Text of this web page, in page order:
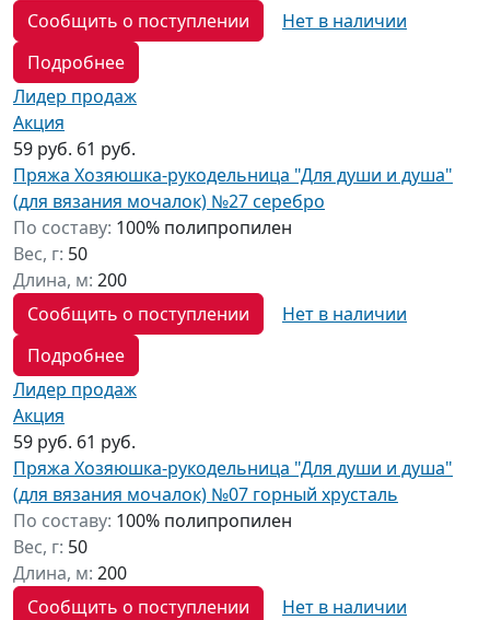
Сообщить о поступлении
Нет в наличии
Подробнее
Лидер продаж
Акция
59 руб. 61 руб.
Пряжа Хозяюшка-рукодельница "Для души и душа"
(для вязания мочалок) №27 серебро
По составу: 100% полипропилен
Вес, г: 50
Длина, м: 200
Сообщить о поступлении
Нет в наличии
Подробнее
Лидер продаж
Акция
59 руб. 61 руб.
Пряжа Хозяюшка-рукодельница "Для души и душа"
(для вязания мочалок) №07 горный хрусталь
По составу: 100% полипропилен
Вес, г: 50
Длина, м: 200
Сообщить о поступлении
Нет в наличии